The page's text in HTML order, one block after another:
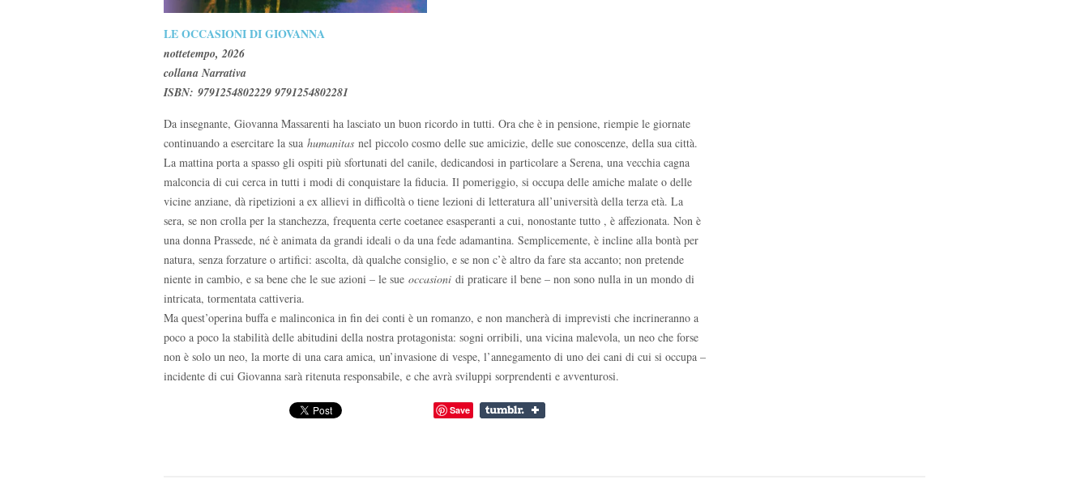
LE OCCASIONI DI GIOVANNA
nottetempo, 2026
collana Narrativa
ISBN: 9791254802229 9791254802281
Da insegnante, Giovanna Massarenti ha lasciato un buon ricordo in tutti. Ora che è in pensione, riempie le giornate
continuando a esercitare la sua humanitas nel piccolo cosmo delle sue amicizie, delle sue conoscenze, della sua città.
La mattina porta a spasso gli ospiti più sfortunati del canile, dedicandosi in particolare a Serena, una vecchia cagna
malconcia di cui cerca in tutti i modi di conquistare la fiducia. Il pomeriggio, si occupa delle amiche malate o delle
vicine anziane, dà ripetizioni a ex allievi in difficoltà o tiene lezioni di letteratura all’università della terza età. La
sera, se non crolla per la stanchezza, frequenta certe coetanee esasperanti a cui, nonostante tutto , è affezionata. Non è
una donna Prassede, né è animata da grandi ideali o da una fede adamantina. Semplicemente, è incline alla bontà per
natura, senza forzature o artifici: ascolta, dà qualche consiglio, e se non c’è altro da fare sta accanto; non pretende
niente in cambio, e sa bene che le sue azioni – le sue occasioni di praticare il bene – non sono nulla in un mondo di
intricata, tormentata cattiveria.
Ma quest’operina buffa e malinconica in fin dei conti è un romanzo, e non mancherà di imprevisti che incrineranno a
poco a poco la stabilità delle abitudini della nostra protagonista: sogni orribili, una vicina malevola, un neo che forse
non è solo un neo, la morte di una cara amica, un’invasione di vespe, l’annegamento di uno dei cani di cui si occupa –
incidente di cui Giovanna sarà ritenuta responsabile, e che avrà sviluppi sorprendenti e avventurosi.
Save